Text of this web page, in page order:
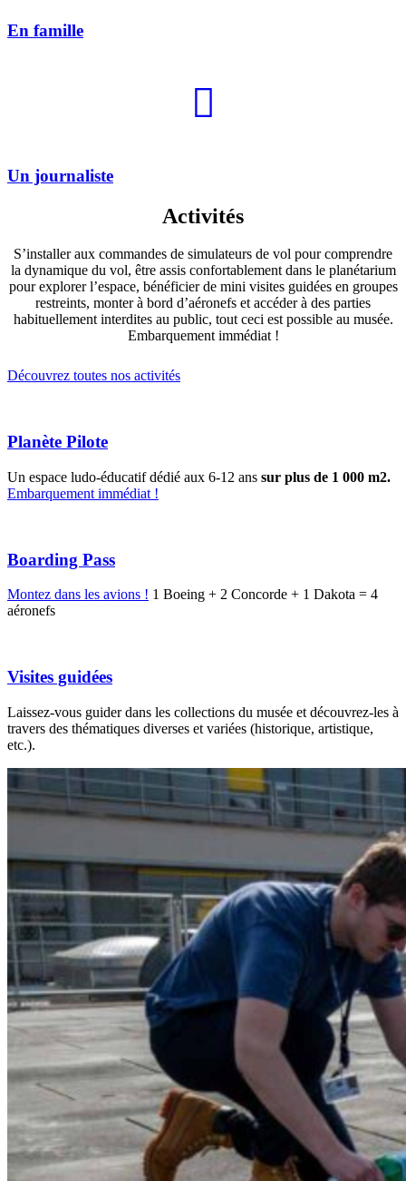
En famille
Un journaliste
Activités
S’installer aux commandes de simulateurs de vol pour comprendre
la dynamique du vol, être assis confortablement dans le planétarium
pour explorer l’espace, bénéficier de mini visites guidées en groupes
restreints, monter à bord d’aéronefs et accéder à des parties
habituellement interdites au public, tout ceci est possible au musée.
Embarquement immédiat !
Découvrez toutes nos activités
Planète Pilote
Un espace ludo-éducatif dédié aux 6-12 ans sur plus de 1 000 m2.
Embarquement immédiat !
Boarding Pass
Montez dans les avions ! 1 Boeing + 2 Concorde + 1 Dakota = 4
aéronefs
Visites guidées
Laissez-vous guider dans les collections du musée et découvrez-les à
travers des thématiques diverses et variées (historique, artistique,
etc.).